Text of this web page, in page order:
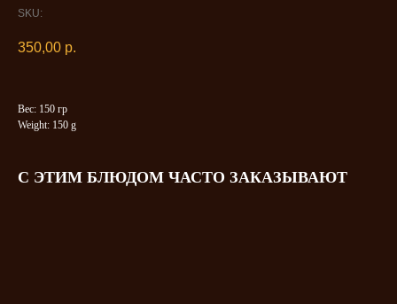
SKU:
350,00 р.
Вес: 150 гр
Weight: 150 g
С ЭТИМ БЛЮДОМ ЧАСТО ЗАКАЗЫВАЮТ